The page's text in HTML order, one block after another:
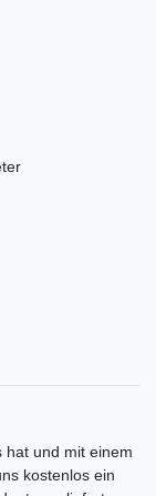
hat und mit einem
kostenlos ein